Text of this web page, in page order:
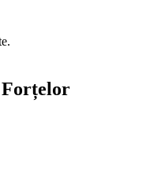
Forțelor